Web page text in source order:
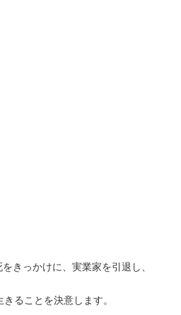
きっかけに、実業家を引退し、
きることを決意します。